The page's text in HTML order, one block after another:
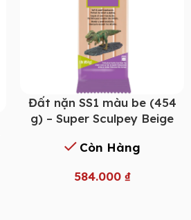
Đất nặn SS1 màu be (454
g) – Super Sculpey Beige
Còn Hàng
584.000 ₫